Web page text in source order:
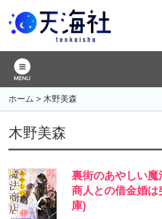
ホーム > 木野美森
木野美森
裏街のあやしい
商人との借金婚
庫)